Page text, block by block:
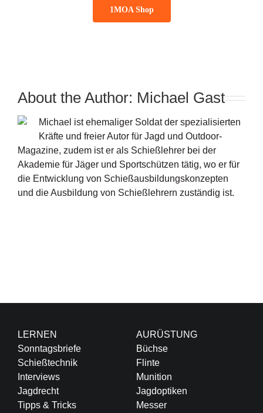
1MOA Shop
About the Author: Michael Gast
Michael ist ehemaliger Soldat der spezialisierten
Kräfte und freier Autor für Jagd und Outdoor-
Magazine, zudem ist er als Schießlehrer bei der
Akademie für Jäger und Sportschützen tätig, wo er für
die Entwicklung von Schießausbildungskonzepten
und die Ausbildung von Schießlehrern zuständig ist.
LERNEN
Sonntagsbriefe
Schießtechnik
Interviews
Jagdrecht
Tipps & Tricks
AURÜSTUNG
Büchse
Flinte
Munition
Jagdoptiken
Messer